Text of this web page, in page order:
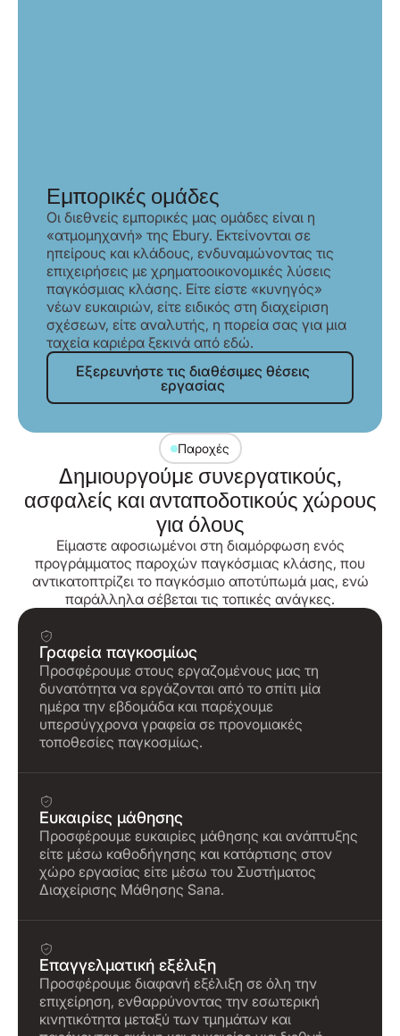
Εμπορικές ομάδες
Οι διεθνείς εμπορικές μας ομάδες είναι η
«ατμομηχανή» της Ebury. Εκτείνονται σε
ηπείρους και κλάδους, ενδυναμώνοντας τις
επιχειρήσεις με χρηματοοικονομικές λύσεις
παγκόσμιας κλάσης. Είτε είστε «κυνηγός»
νέων ευκαιριών, είτε ειδικός στη διαχείριση
σχέσεων, είτε αναλυτής, η πορεία σας για μια
ταχεία καριέρα ξεκινά από εδώ.
Εξερευνήστε τις διαθέσιμες
Εξερευνήστε τις διαθέσιμες θέσεις
εργασίας
Παροχές
Δημιουργούμε συνεργατικούς,
ασφαλείς και ανταποδοτικούς χώρους
για όλους
Είμαστε αφοσιωμένοι στη διαμόρφωση ενός
προγράμματος παροχών παγκόσμιας κλάσης, που
αντικατοπτρίζει το παγκόσμιο αποτύπωμά μας, ενώ
παράλληλα σέβεται τις τοπικές ανάγκες.
Γραφεία παγκοσμίως
Προσφέρουμε στους εργαζομένους μας τη
δυνατότητα να εργάζονται από το σπίτι μία
ημέρα την εβδομάδα και παρέχουμε
υπερσύγχρονα γραφεία σε προνομιακές
τοποθεσίες παγκοσμίως.
Ευκαιρίες μάθησης
Προσφέρουμε ευκαιρίες μάθησης και ανάπτυξης
είτε μέσω καθοδήγησης και κατάρτισης στον
χώρο εργασίας είτε μέσω του Συστήματος
Διαχείρισης Μάθησης Sana.
Επαγγελματική εξέλιξη
Προσφέρουμε διαφανή εξέλιξη σε όλη την
επιχείρηση, ενθαρρύνοντας την εσωτερική
κινητικότητα μεταξύ των τμημάτων και